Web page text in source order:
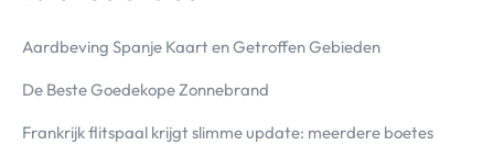
Aardbeving Spanje Kaart en Getroffen Gebieden
De Beste Goedekope Zonnebrand
Frankrijk flitspaal krijgt slimme update: meerdere boetes